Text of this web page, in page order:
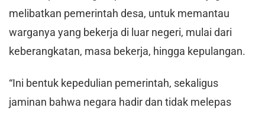
melibatkan pemerintah desa, untuk memantau
warganya yang bekerja di luar negeri, mulai dari
keberangkatan, masa bekerja, hingga kepulangan.
“Ini bentuk kepedulian pemerintah, sekaligus
jaminan bahwa negara hadir dan tidak melepas